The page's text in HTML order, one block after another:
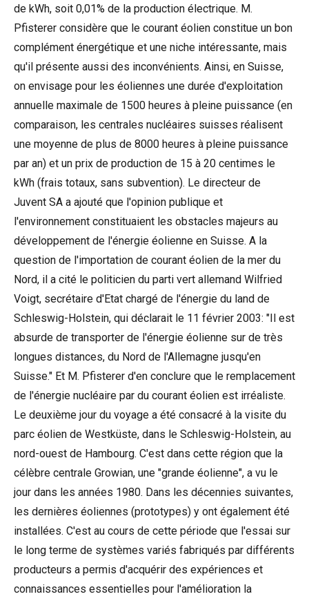
de kWh, soit 0,01% de la production électrique. M.
Pfisterer considère que le courant éolien constitue un bon
complément énergétique et une niche intéressante, mais
qu'il présente aussi des inconvénients. Ainsi, en Suisse,
on envisage pour les éoliennes une durée d'exploitation
annuelle maximale de 1500 heures à pleine puissance (en
comparaison, les centrales nucléaires suisses réalisent
une moyenne de plus de 8000 heures à pleine puissance
par an) et un prix de production de 15 à 20 centimes le
kWh (frais totaux, sans subvention). Le directeur de
Juvent SA a ajouté que l'opinion publique et
l'environnement constituaient les obstacles majeurs au
développement de l'énergie éolienne en Suisse. A la
question de l'importation de courant éolien de la mer du
Nord, il a cité le politicien du parti vert allemand Wilfried
Voigt, secrétaire d'Etat chargé de l'énergie du land de
Schleswig-Holstein, qui déclarait le 11 février 2003: "Il est
absurde de transporter de l'énergie éolienne sur de très
longues distances, du Nord de l'Allemagne jusqu'en
Suisse." Et M. Pfisterer d'en conclure que le remplacement
de l'énergie nucléaire par du courant éolien est irréaliste.
Le deuxième jour du voyage a été consacré à la visite du
parc éolien de Westküste, dans le Schleswig-Holstein, au
nord-ouest de Hambourg. C'est dans cette région que la
célèbre centrale Growian, une "grande éolienne", a vu le
jour dans les années 1980. Dans les décennies suivantes,
les dernières éoliennes (prototypes) y ont également été
installées. C'est au cours de cette période que l'essai sur
le long terme de systèmes variés fabriqués par différents
producteurs a permis d'acquérir des expériences et
connaissances essentielles pour l'amélioration la